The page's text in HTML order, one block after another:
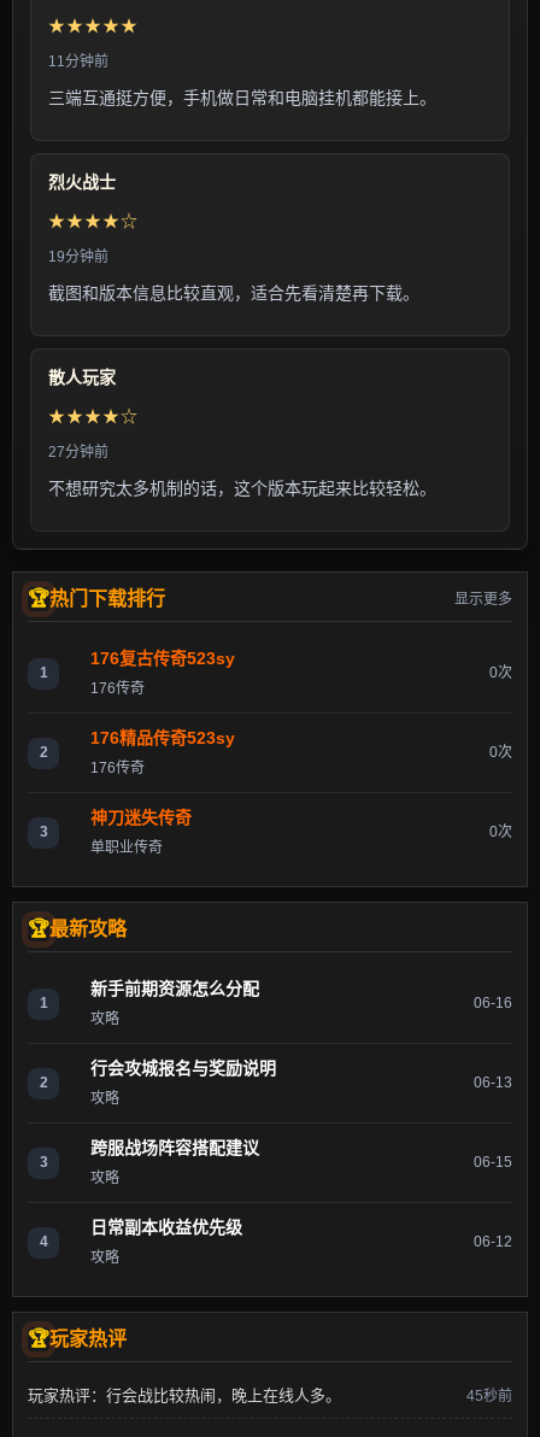
★★★★★
11分钟前
三端互通挺方便，手机做日常和电脑挂机都能接上。
烈火战士
★★★★☆
19分钟前
截图和版本信息比较直观，适合先看清楚再下载。
散人玩家
★★★★☆
27分钟前
不想研究太多机制的话，这个版本玩起来比较轻松。
热门下载排行 显示更多
1
176复古传奇523sy
176传奇
0次
2
176精品传奇523sy
176传奇
0次
3
神刀迷失传奇
单职业传奇
0次
最新攻略
1
新手前期资源怎么分配
攻略
06-16
2
行会攻城报名与奖励说明
攻略
06-13
3
跨服战场阵容搭配建议
攻略
06-15
4
日常副本收益优先级
攻略
06-12
玩家热评
玩家热评：行会战比较热闹，晚上在线人多。 45秒前